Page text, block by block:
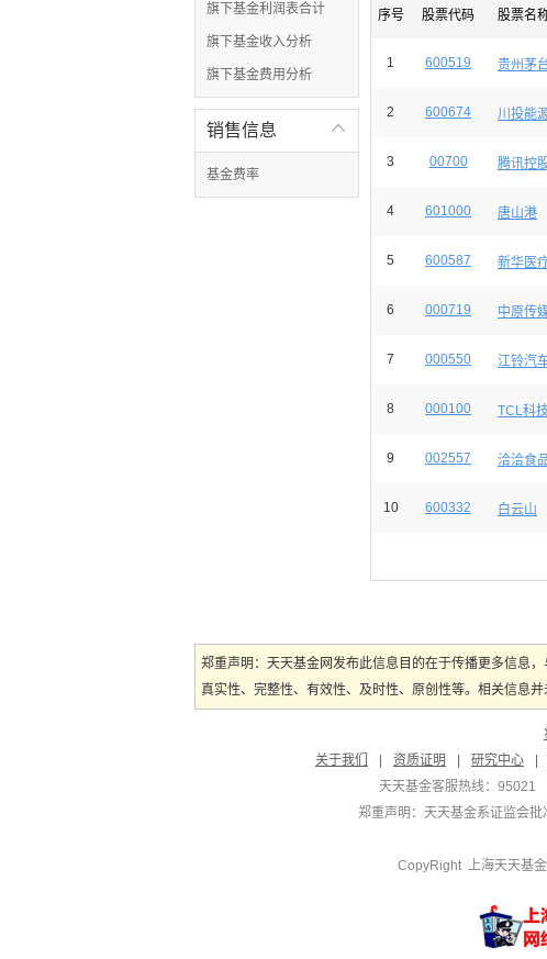
旗下基金利润表合计
旗下基金收入分析
旗下基金费用分析

销售信息
基金费率
序号 股票代码 股票名
1 600519 贵州茅
2 600674 川投能
3 00700 腾讯控
4 601000 唐山港
5 600587 新华医
6 000719 中原传
7 000550 江铃汽
8 000100 TCL科技
9 002557 洽洽食
10 600332 白云山
郑重声明：天天基金网发布此信息目的在于传播更多信息
真实性、完整性、有效性、及时性、原创性等。相关信息
关于我们
资质证明 研究中心
天天基金客服热线：95021
郑重声明： 天天基金系证监会
CopyRight 上海天天基